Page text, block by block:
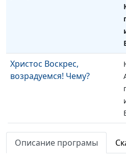
Христос Воскрес,
возрадуемся! Чему?
Пасха наша, Христос,
заклан за нас. Новый путь
Описание програмы